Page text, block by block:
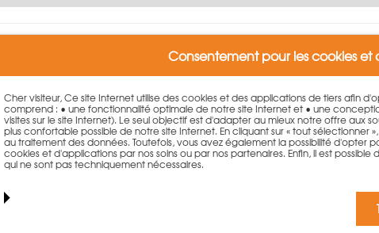
pour poteaux PASCHAL
PASCHAL vous permet de réaliser rapidement des poteaux en
:
poteaux Gripvariable, vous pouvez atteindre d'excellents temps
pour poteaux Grip est réglable par pas de 5 cm sans changer le
NeoR
peuvent être utilisés comme coffrage pour poteaux
chaque section transversale de poteau carrée ou
Consentement pour les cookies et
Cher visiteur, Ce site Internet utilise des cookies et des applications de tiers afin
comprend : • une fonctionnalité optimale de notre site Internet et • une
visites sur le site Internet). Le seul objectif est d'adapter au mieux notre offre aux
plus confortable possible de notre site Internet. En cliquant sur « tout sélectionner
au traitement des données. Toutefois, vous avez également la possibilité d'opter
cookies et d'applications par nos soins ou par nos partenaires. Enfin, il est
qui ne sont pas techniquement nécessaires.